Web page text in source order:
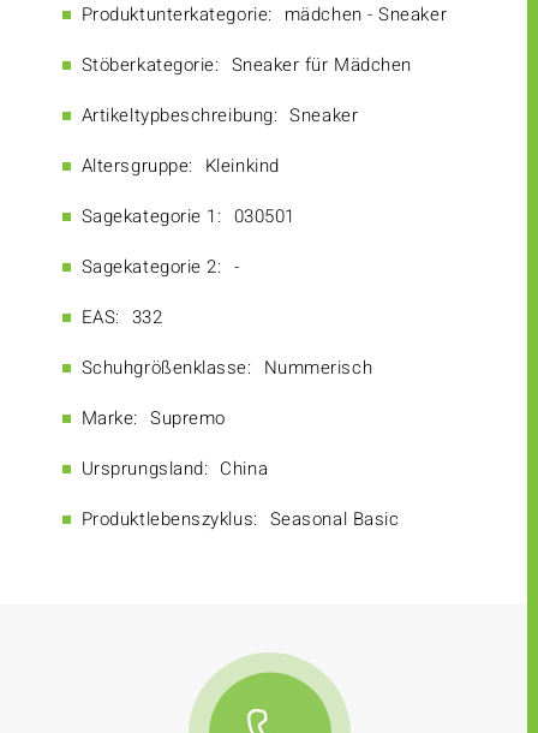
Produktunterkategorie: mädchen - Sneaker
Stöberkategorie: Sneaker für Mädchen
Artikeltypbeschreibung: Sneaker
Altersgruppe: Kleinkind
Sagekategorie 1: 030501
Sagekategorie 2: -
EAS: 332
Schuhgrößenklasse: Nummerisch
Marke: Supremo
Ursprungsland: China
Produktlebenszyklus: Seasonal Basic